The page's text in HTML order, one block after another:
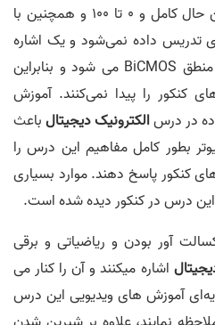
می‌شود بصورت ساده و در عین حال کامل و 0 تا 100 و همچنین با
تدریس داده نمی‌شود و یک اشاره
بسیار کوچکی به مباحثی چون منطق BiCMOS می شود و بنابراین
کنکور را پیدا نمی‌کنند. آموزش
الکترونیک دیجیتالباعث
بطور کامل مفاهیم این درس را
کنکور پاسخ دهند. موارد بسیاری
درس در کنکور دیده شده است.
آور بودن و ریاضیاتی و برقی
اشاره میکنند و آن را کنار می
آموزش های ویدیویی این درس